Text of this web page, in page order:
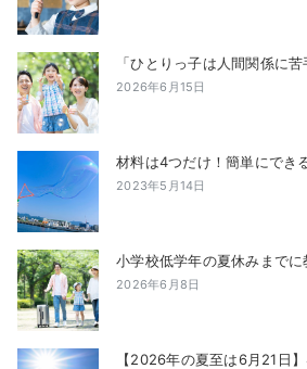
「ひとりっ子は人間関係に
2026年6月15日
材料は4つだけ！簡単にでき
2023年5月14日
小学校低学年の夏休みまで
2026年6月8日
【2026年の夏至は6月21日